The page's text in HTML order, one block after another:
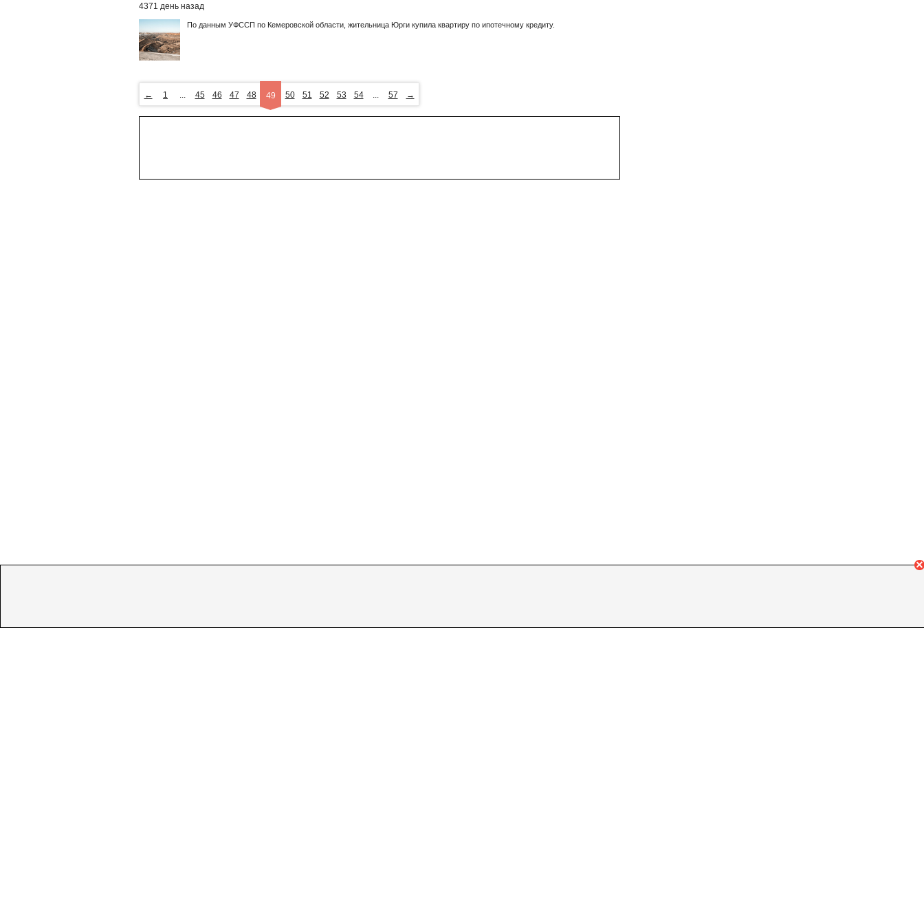
4371 день назад
По данным УФССП по Кемеровской области, жительница Юрги купила квартиру по ипотечному кредиту.
← 1 ... 45 46 47 48 49 50 51 52 53 54 →
... 57